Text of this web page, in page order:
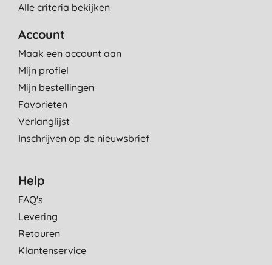
Alle criteria bekijken
Account
Maak een account aan
Mijn profiel
Mijn bestellingen
Favorieten
Verlanglijst
Inschrijven op de nieuwsbrief
Help
FAQ's
Levering
Retouren
Klantenservice